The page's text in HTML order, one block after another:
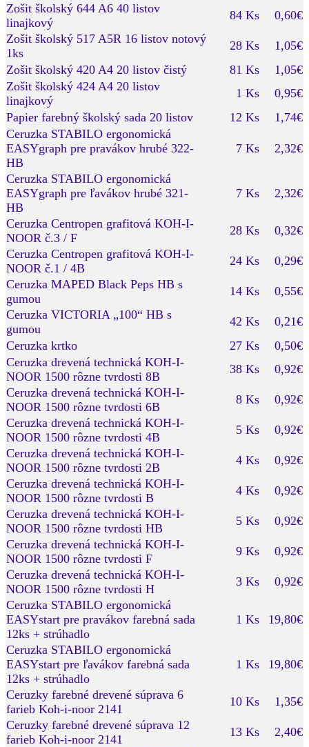
Zošit školský 644 A6 40 listov
linajkový
84 Ks
0,60€
Zošit školský 517 A5R 16 listov notový
1ks
28 Ks
1,05€
Zošit školský 420 A4 20 listov čistý
81 Ks
1,05€
Zošit školský 424 A4 20 listov
linajkový
1 Ks
0,95€
Papier farebný školský sada 20 listov
12 Ks
1,74€
Ceruzka STABILO ergonomická
EASYgraph pre pravákov hrubé 322-
HB
7 Ks 2,32€
Ceruzka STABILO ergonomická
EASYgraph pre ľavákov hrubé 321-
HB
7 Ks 2,32€
Ceruzka Centropen grafitová KOH-I-
NOOR č.3 / F
28 Ks
0,32€
Ceruzka Centropen grafitová KOH-I-
NOOR č.1 / 4B
24 Ks
0,29€
Ceruzka MAPED Black Peps HB s
gumou
14 Ks
0,55€
Ceruzka VICTORIA „100“ HB s
gumou
42 Ks
0,21€
Ceruzka krtko
27 Ks
0,50€
Ceruzka drevená technická KOH-I-
NOOR 1500 rôzne tvrdosti 8B
38 Ks
0,92€
Ceruzka drevená technická KOH-I-
NOOR 1500 rôzne tvrdosti 6B
8 Ks
0,92€
Ceruzka drevená technická KOH-I-
NOOR 1500 rôzne tvrdosti 4B
5 Ks
0,92€
Ceruzka drevená technická KOH-I-
NOOR 1500 rôzne tvrdosti 2B
4 Ks
0,92€
Ceruzka drevená technická KOH-I-
NOOR 1500 rôzne tvrdosti B
4 Ks
0,92€
Ceruzka drevená technická KOH-I-
NOOR 1500 rôzne tvrdosti HB
5 Ks
0,92€
Ceruzka drevená technická KOH-I-
NOOR 1500 rôzne tvrdosti F
9 Ks
0,92€
Ceruzka drevená technická KOH-I-
NOOR 1500 rôzne tvrdosti H
3 Ks
0,92€
Ceruzka STABILO ergonomická
EASYstart pre pravákov farebná sada
12ks + strúhadlo
1 Ks 19,80€
Ceruzka STABILO ergonomická
EASYstart pre ľavákov farebná sada
12ks + strúhadlo
1 Ks 19,80€
Ceruzky farebné drevené súprava 6
farieb Koh-i-noor 2141
10 Ks
1,35€
Ceruzky farebné drevené súprava 12
farieb Koh-i-noor 2141
13 Ks
2,40€